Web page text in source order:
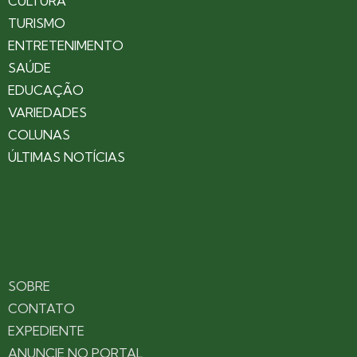
TURISMO
ENTRETENIMENTO
SAÚDE
EDUCAÇÃO
VARIEDADES
COLUNAS
ÚLTIMAS NOTÍCIAS
SOBRE
CONTATO
EXPEDIENTE
ANUNCIE NO PORTAL